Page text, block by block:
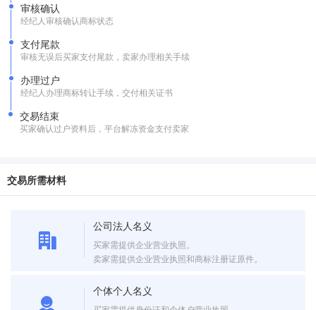
审核确认
经纪人审核确认商标状态
支付尾款
审核无误后买家支付尾款，卖家办理相关手续
办理过户
经纪人办理商标转让手续，交付相关证书
交易结束
买家确认过户资料后，平台解冻资金支付卖家
交易所需材料
公司法人名义
买家需提供企业营业执照。
卖家需提供企业营业执照和商标注册证原件。
个体个人名义